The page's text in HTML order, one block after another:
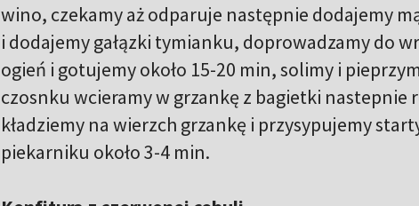
wino, czekamy aż odparuje następnie dodajemy
i dodajemy gałązki tymianku, doprowadzamy do
ogień i gotujemy około 15-20 min, solimy i
czosnku wcieramy w grzankę z bagietki nastepnie
kładziemy na wierzch grzankę i przysypujemy
piekarniku około 3-4 min.